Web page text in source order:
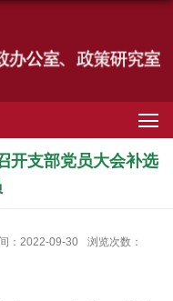
开支部党员大会补选
：2022-09-30
浏览次数：